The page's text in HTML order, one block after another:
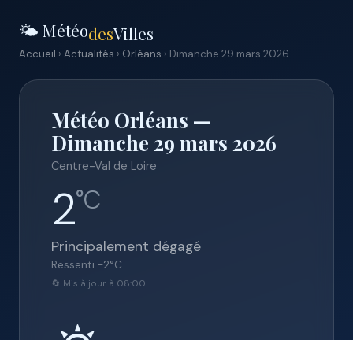
🌤️ MétéodesVilles
Accueil › Actualités › Orléans › Dimanche 29 mars 2026
Météo Orléans —
Dimanche 29 mars 2026
Centre-Val de Loire
2°C
Principalement dégagé
Ressenti -2°C
🔄 Mis à jour à 08:00